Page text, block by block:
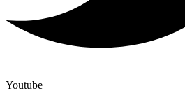
Youtube